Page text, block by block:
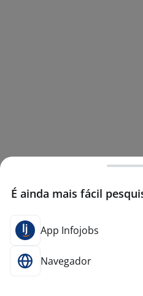
É ainda mais fácil
App Infojobs
Navegador